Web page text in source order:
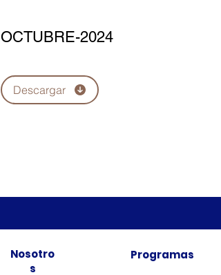
OCTUBRE-2024
Descargar
Nosotro
s
Programas